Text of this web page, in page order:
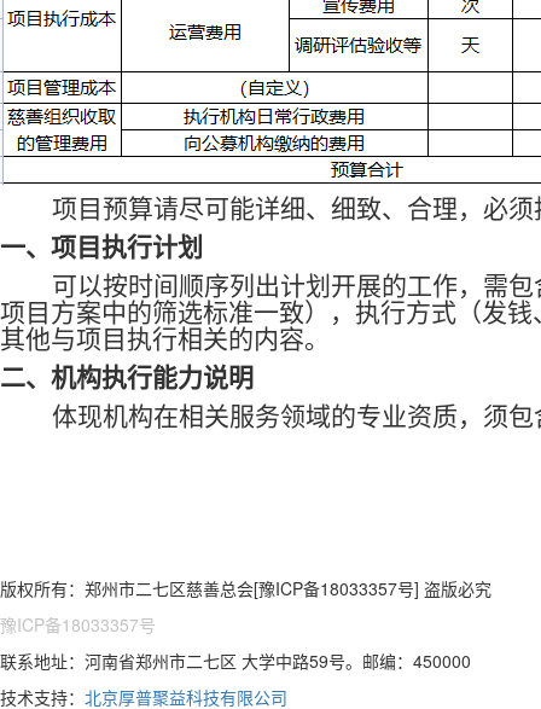
项目预算请尽可能详细、细致、合理，必
一、 项目执行计划
可以按时间顺序列出计划开展的工作，需包
项目方案中的筛选标准一致）
， 执行方式（发
其他与项目执行相关的内容。
二、 机构执行能力说明
体现机构在相关服务领域的专业资质，须
版权所有：郑州市二七区慈善总会[豫ICP备18033357号] 盗版必究
豫ICP备18033357号
联系地址：河南省郑州市二七区 大学中路59号。邮编：450000
技术支持： 北京厚普聚益科技有限公司